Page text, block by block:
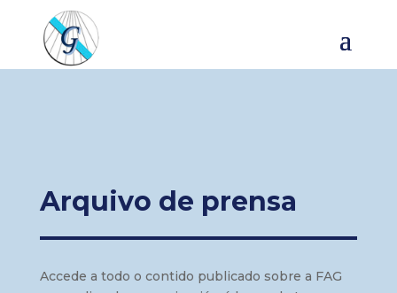
Arquivo de prensa
Accede a todo o contido publicado sobre a FAG